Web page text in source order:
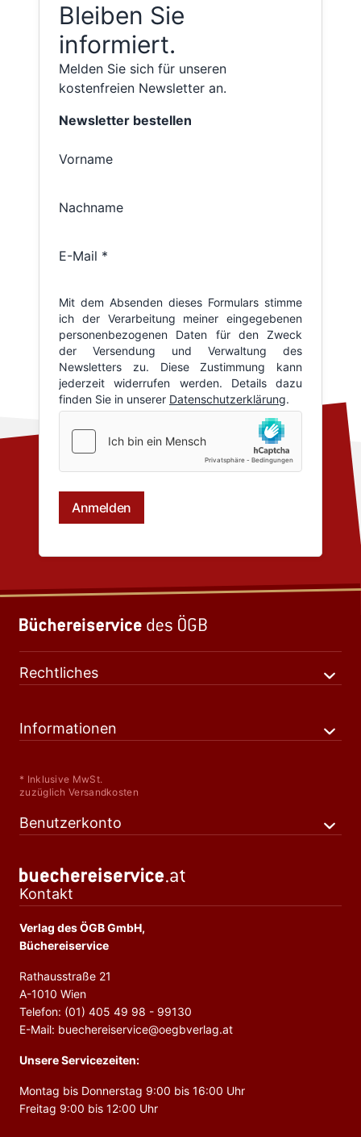
Bleiben Sie
informiert.
Melden Sie sich für unseren
kostenfreien Newsletter an.
Rechtliches
Informationen
* Inklusive MwSt.
zuzüglich Versandkosten
Benutzerkonto
Kontakt
Verlag des ÖGB GmbH,
Büchereiservice
Rathausstraße 21
A-1010 Wien
Telefon: (01) 405 49 98 - 99130
E-Mail: buechereiservice@oegbverlag.at
Unsere Servicezeiten:
Montag bis Donnerstag 9:00 bis 16:00 Uhr
Freitag 9:00 bis 12:00 Uhr